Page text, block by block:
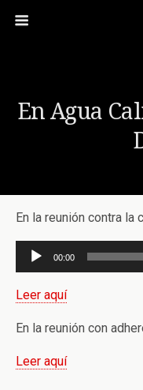
En Agua
En la reunión contra la
Reproductor
de
audio
00:00
Leer aquí
En la reunión con
Leer aquí